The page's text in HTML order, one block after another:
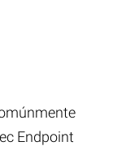
Endpoint